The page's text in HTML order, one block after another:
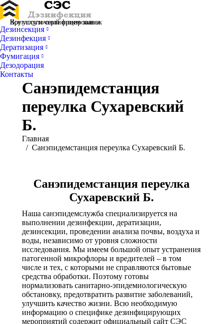
Все услуги сертифицированы
Круглосуточный прием заявок
Дезинсекция
Дезинфекция
Дератизация
Фумигация
Дезодорация
Контакты
Санэпидемстанция
переулка Сухаревский
Б.
Вы здесь:
Главная
Санэпидемстанция переулка Сухаревский Б.
Санэпидемстанция переулка
Сухаревский Б.
Наша санэпидемслужба специализируется на
выполнении дезинфекции, дератизации,
дезинсекции, проведении анализа почвы, воздуха и
воды, независимо от уровня сложности
исследования. Мы имеем большой опыт устранения
патогенной микрофлоры и вредителей – в том
числе и тех, с которыми не справляются бытовые
средства обработки. Поэтому готовы
нормализовать санитарно-эпидемиологическую
обстановку, предотвратить развитие заболеваний,
улучшить качество жизни. Всю необходимую
информацию о специфике дезинфицирующих
мероприятий содержит официальный сайт СЭС